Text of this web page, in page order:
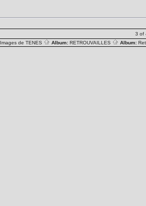
3 of
Images de TENES Album: RETROUVAILLES Album: